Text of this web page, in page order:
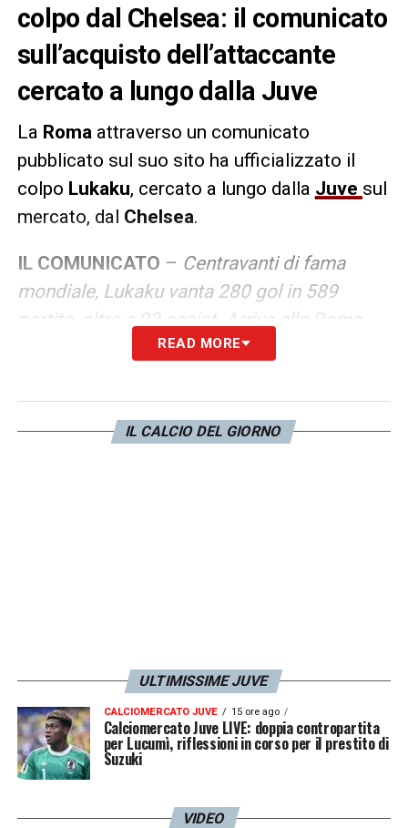
colpo dal Chelsea: il comunicato
sull’acquisto dell’attaccante
cercato a lungo dalla Juve
La Roma attraverso un comunicato
pubblicato sul suo sito ha ufficializzato il
colpo Lukaku, cercato a lungo dalla Juve sul
mercato, dal Chelsea.
IL COMUNICATO – Centravanti di fama
mondiale, Lukaku vanta 280 gol in 589
partite, oltre a 93 assist. Arriva alla Roma
dopo avere vinto un campionato belga con
Club con il Chelsea, uno Scudetto, una
Coppa Italia e una Supercoppa italiana con
READ MORE
IL CALCIO DEL GIORNO
ULTIMISSIME JUVE
CALCIOMERCATO JUVE 15 ore ago
Calciomercato Juve LIVE: doppia contropartita
per Lucumì, riflessioni in corso per il prestito di
Suzuki
VIDEO